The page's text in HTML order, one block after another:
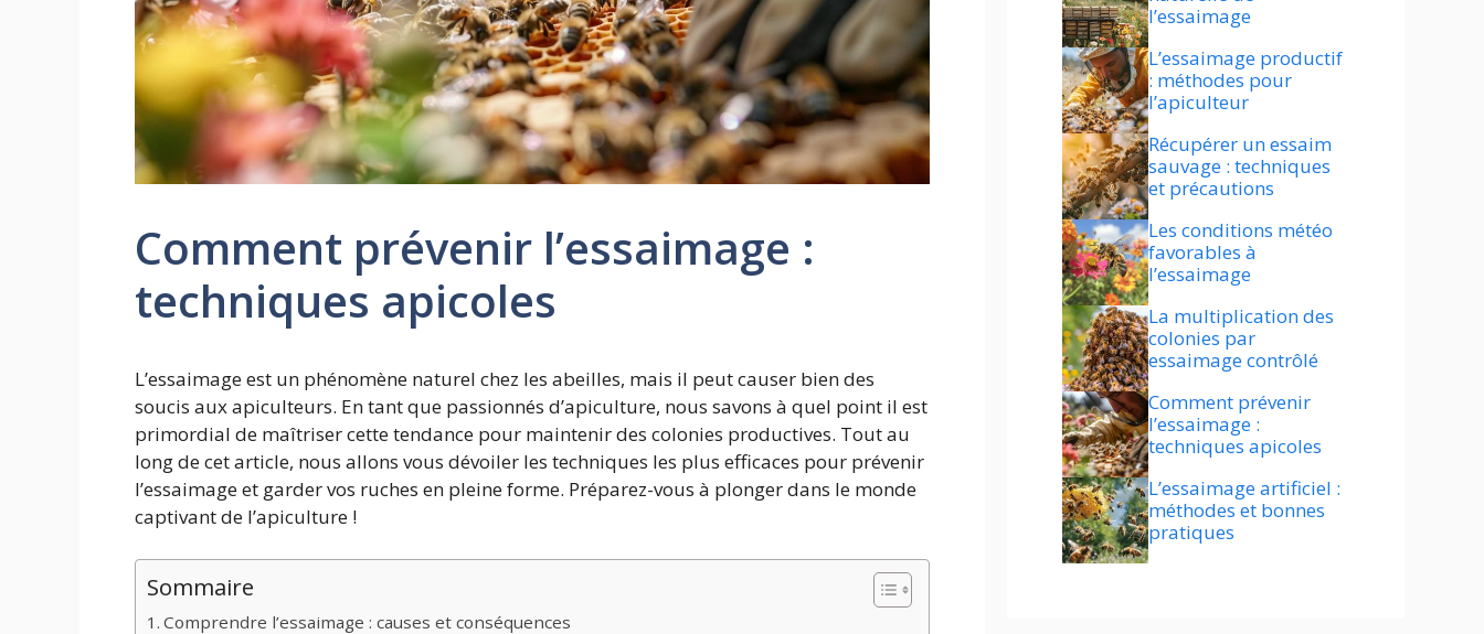
Comment prévenir l’essaimage :
techniques apicoles
L’essaimage est un phénomène naturel chez les abeilles, mais il peut causer bien des
soucis aux apiculteurs. En tant que passionnés d’apiculture, nous savons à quel point il est
primordial de maîtriser cette tendance pour maintenir des colonies productives. Tout au
long de cet article, nous allons vous dévoiler les techniques les plus efficaces pour prévenir
l’essaimage et garder vos ruches en pleine forme. Préparez-vous à plonger dans le monde
captivant de l’apiculture !
Sommaire
Comprendre l’essaimage : causes et conséquences
l’essaimage
L’essaimage productif
: méthodes pour
l’apiculteur
Récupérer un essaim
sauvage : techniques
et précautions
Les conditions météo
favorables à
l’essaimage
La multiplication des
colonies par
essaimage contrôlé
Comment prévenir
l’essaimage :
techniques apicoles
L’essaimage artificiel :
méthodes et bonnes
pratiques